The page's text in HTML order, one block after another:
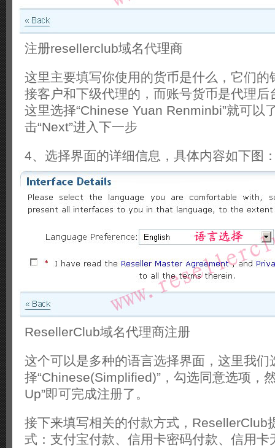
注册resellerclub域名代理商
这里主要填写你使用的货币是什么，它们的
接客户和下级代理的，而账号货币是代理后
这里选择“Chinese Yuan Renminbi”就可以
击“Next”进入下一步
4、选择界面的详细信息，具体内容如下图
ResellerClub域名代理商注册
这个可以是多种的语言选择界面，这里我们
择“Chinese(Simplified)”，勾选同意选项，
Up”即可完成注册了。
接下来填写相关的付款方式，ResellerClub
式：支付宝付款、信用卡密码付款、信用卡